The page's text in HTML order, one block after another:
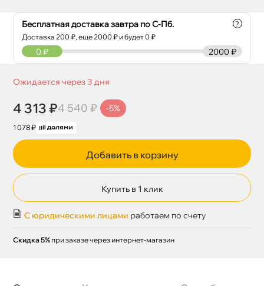
Бесплатная доставка завтра по С-Пб.
Доставка200 ₽, еще2000 ₽ и будет 0 ₽
?
2000 ₽
0 ₽
Ожидается через 3 дня
4 313 ₽4 540 ₽ -5%
1 078 ₽
Добавить в корзину
Купить в 1 клик
С юридическими лицами работаем по счету
Скидка 5% при заказе через интернет-магазин